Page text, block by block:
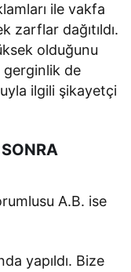
ile vakfa
zarflar dağıtıldı.
olduğunu
gerginlik de
ilgili şikayetçi
A.B. ise
yapıldı. Bize